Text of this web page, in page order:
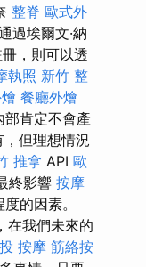
整脊 歐式外
過埃爾文·納
，則可以透
執照 新竹 整
餐廳外燴
肯定不會產
但理想情況
推拿 API 歐
終影響 按摩
的因素。
在我們未來的
按摩 筋絡按